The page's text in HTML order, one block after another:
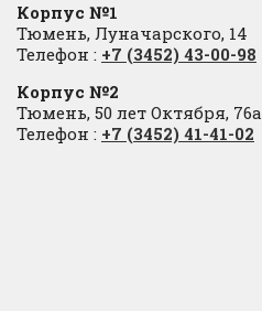
Корпус №1
Тюмень, Луначарского, 14
Телефон : +7 (3452) 43-00-98
Корпус №2
Тюмень, 50 лет Октября, 76а
Телефон : +7 (3452) 41-41-02